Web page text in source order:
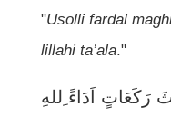
"Usolli fardal
lillahi ta’ala."
رَكَعَاتٍ اَدَاءً ِللهِ